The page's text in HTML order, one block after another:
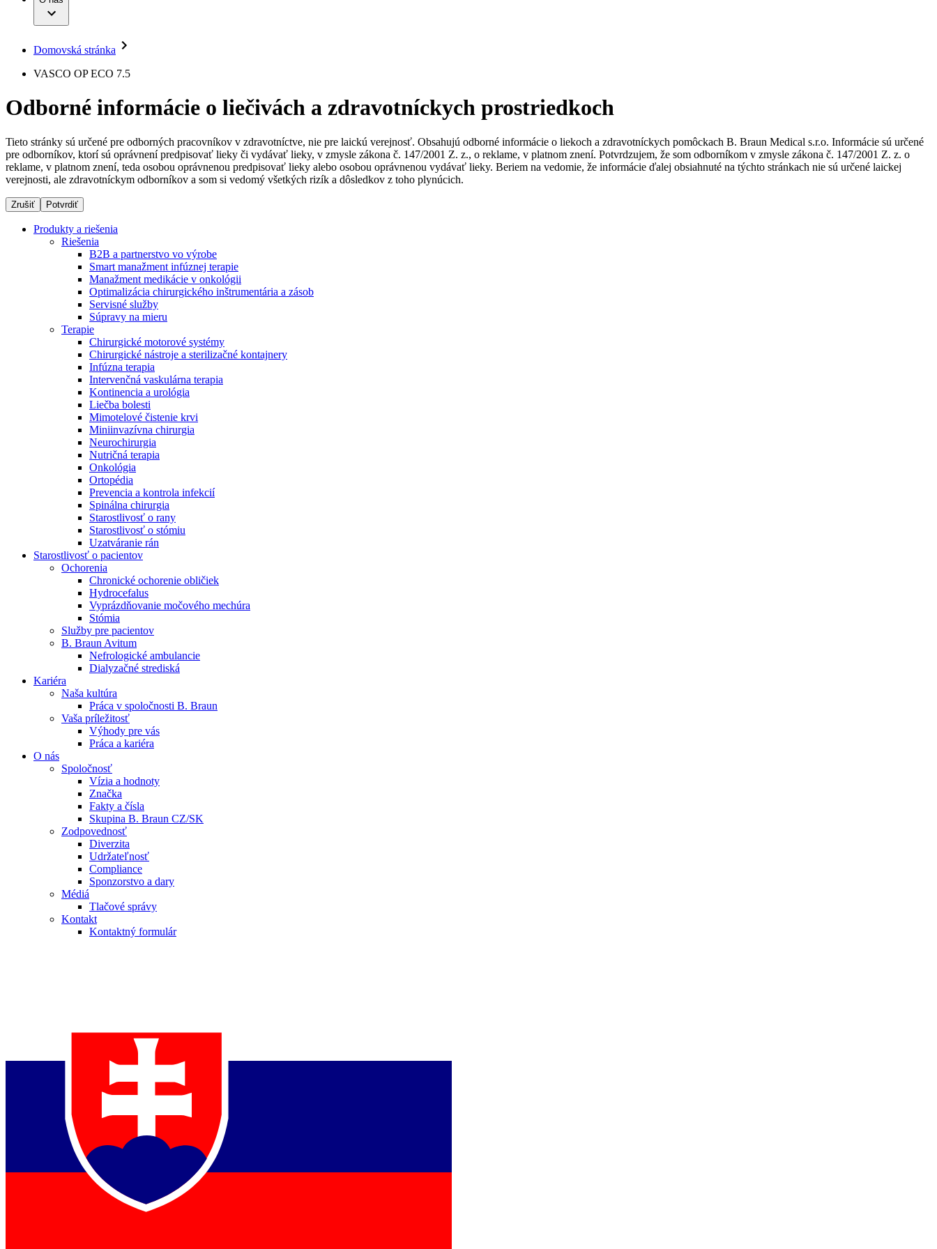
Liečba bolesti
Mimotelové čistenie krvi
Neurochirurgia
Onkológia
Ortopédia
Spinálna chirurgia
Starostlivosť o rany
Starostlivosť o stómiu
Uzatváranie rán
Terapie
Produktový katalóg​
Objavte naše produkty. ​Navštívte produktový katalóg B. Braun​ s našim kompletným produktovým portfóliom.​
Ochorenia
Služby pre pacientov
Dialyzačné strediská
B. Braun Avitum poskytuje kvalitnú dialyzačnú starostlivosť vo všetkých svojich strediskách na Slovensku. Viac informácií nájdete na stránke jednotlivých stredísk.
Vaša príležitosť
Nájdite si prácu u nás​
Objavte svoje kariérne príležitosti ​v B. Braun. Vyhľadajte náš trh práce​ pre zaujímavé pozície na Slovensku.​
Médiá
Tlačové správy
Kontakt
Spoločnosť
Zodpovednosť
Médiá
Kontakt
Kontakt
Zostaňte v dialógu s B. Braun. Kontaktujte nás.
Domovská stránka
VASCO OP ECO 7.5
Odborné informácie o liečivách a zdravotníckych prostriedkoch
Tieto stránky sú určené pre odborných pracovníkov v zdravotníctve, nie pre laickú verejnosť. Obsahujú odborné informácie o liekoch a zdravotníckych pomôckach B. Braun Medical s.r.o. Informácie sú určené
pre odborníkov, ktorí sú oprávnení predpisovať lieky či vydávať lieky, v zmysle zákona č. 147/2001 Z. z., o reklame, v platnom znení. Potvrdzujem, že som odborníkom v zmysle zákona č. 147/2001 Z. z. o
reklame, v platnom znení, teda osobou oprávnenou predpisovať lieky alebo osobou oprávnenou vydávať lieky. Beriem na vedomie, že informácie ďalej obsiahnuté na týchto stránkach nie sú určené laickej
verejnosti, ale zdravotníckym odborníkov a som si vedomý všetkých rizík a dôsledkov z toho plynúcich.
Zrušiť Potvrdiť
Produkty a riešenia
Riešenia
B2B a partnerstvo vo výrobe
Smart manažment infúznej terapie
Manažment medikácie v onkológii
Optimalizácia chirurgického inštrumentária a zásob
Servisné služby
Súpravy na mieru
Terapie
Chirurgické motorové systémy
Chirurgické nástroje a sterilizačné kontajnery
Infúzna terapia
Intervenčná vaskulárna terapia
Kontinencia a urológia
Liečba bolesti
Mimotelové čistenie krvi
Miniinvazívna chirurgia
Neurochirurgia
Nutričná terapia
Onkológia
Ortopédia
Prevencia a kontrola infekcií
Spinálna chirurgia
Starostlivosť o rany
Starostlivosť o stómiu
Uzatváranie rán
Starostlivosť o pacientov
Ochorenia
Chronické ochorenie obličiek
Hydrocefalus
Vyprázdňovanie močového mechúra
Stómia
Služby pre pacientov
B. Braun Avitum
Nefrologické ambulancie
Dialyzačné strediská
Kariéra
Naša kultúra
Práca v spoločnosti B. Braun
Vaša príležitosť
Výhody pre vás
Práca a kariéra
O nás
Spoločnosť
Vízia a hodnoty
Značka
Fakty a čísla
Skupina B. Braun CZ/SK
Zodpovednosť
Diverzita
Udržateľnosť
Compliance
Sponzorstvo a dary
Médiá
Tlačové správy
Kontakt
Kontaktný formulár